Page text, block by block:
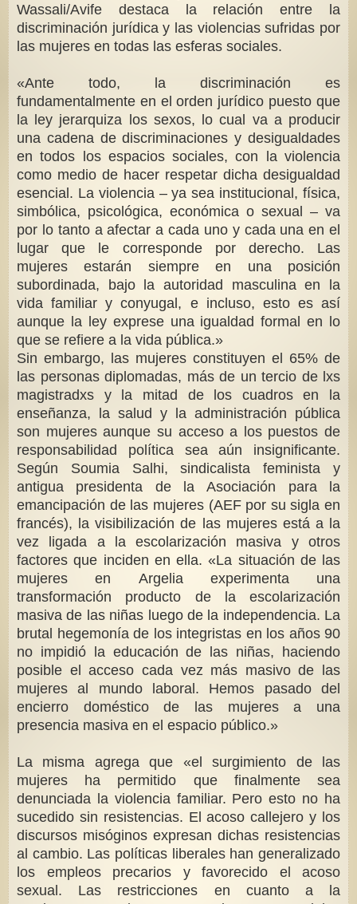
Wassali/Avife destaca la relación entre la
discriminación jurídica y las violencias sufridas por
las mujeres en todas las esferas sociales.
«Ante todo, la discriminación es
fundamentalmente en el orden jurídico puesto que
la ley jerarquiza los sexos, lo cual va a producir
una cadena de discriminaciones y desigualdades
en todos los espacios sociales, con la violencia
como medio de hacer respetar dicha desigualdad
esencial. La violencia – ya sea institucional, física,
simbólica, psicológica, económica o sexual – va
por lo tanto a afectar a cada uno y cada una en el
lugar que le corresponde por derecho. Las
mujeres estarán siempre en una posición
subordinada, bajo la autoridad masculina en la
vida familiar y conyugal, e incluso, esto es así
aunque la ley exprese una igualdad formal en lo
que se refiere a la vida pública.»
Sin embargo, las mujeres constituyen el 65% de
las personas diplomadas, más de un tercio de lxs
magistradxs y la mitad de los cuadros en la
enseñanza, la salud y la administración pública
son mujeres aunque su acceso a los puestos de
responsabilidad política sea aún insignificante.
Según Soumia Salhi, sindicalista feminista y
antigua presidenta de la Asociación para la
emancipación de las mujeres (AEF por su sigla en
francés), la visibilización de las mujeres está a la
vez ligada a la escolarización masiva y otros
factores que inciden en ella. «La situación de las
mujeres en Argelia experimenta una
transformación producto de la escolarización
masiva de las niñas luego de la independencia. La
brutal hegemonía de los integristas en los años 90
no impidió la educación de las niñas, haciendo
posible el acceso cada vez más masivo de las
mujeres al mundo laboral. Hemos pasado del
encierro doméstico de las mujeres a una
presencia masiva en el espacio público.»
La misma agrega que «el surgimiento de las
mujeres ha permitido que finalmente sea
denunciada la violencia familiar. Pero esto no ha
sucedido sin resistencias. El acoso callejero y los
discursos misóginos expresan dichas resistencias
al cambio. Las políticas liberales han generalizado
los empleos precarios y favorecido el acoso
sexual. Las restricciones en cuanto a la